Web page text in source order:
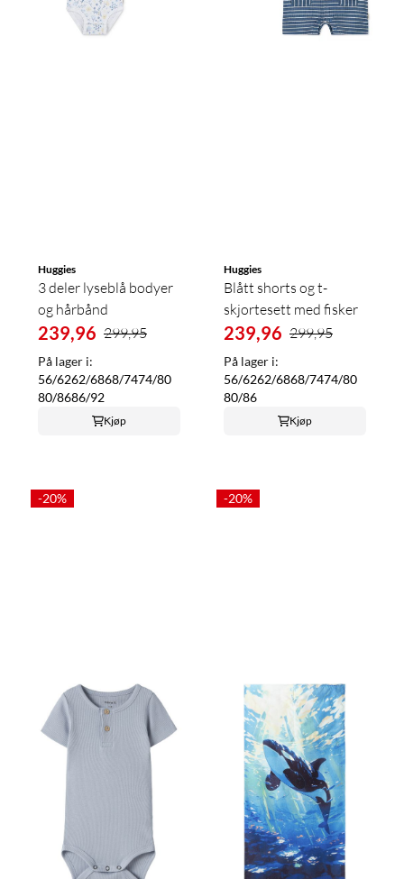
Huggies
3 deler lyseblå bodyer
og hårbånd
239,96 299,95
På lager i:
56/6262/6868/7474/80
80/8686/92
Kjøp
Huggies
Blått shorts og t-
skjortesett med fisker
239,96 299,95
På lager i:
56/6262/6868/7474/80
80/86
Kjøp
-20% -20%